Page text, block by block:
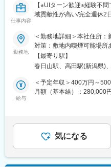
(3) 月間100万PVを誇る
複数の大手金融機関との提
(4) 主要駅のレンタルオフ
視し、受付サービスや会議
ます。
■やりがい
◎お客様から直接感謝の言
◎相続税申告は同じ案件が
◎初回相談から申告業務ま
進められる
た付加業務（不動産提案や
ィブが支給されます。具
プ会社にトスアップして
仕事内容
【※UIターン歓迎※経験不
域貢献性が高い/完全週休2
■職務概要：
北陸道上越インターチェン
ットセンター内の７０％
ングマーケットセンター
ロパティマネジメントをお
■具体的な仕事内容：
・販促企画、イベント企画
・誘致企業の視察
勤務地
＜勤務地詳細＞本社住所
対策：敷地内喫煙可能場所
【最寄り駅】
春日山駅、高田駅(新潟県)
給与
＜予定年収＞400万円～
月額（基本給）：280,000
給：年１回（前年度実績
くまでも目安の金額であ
ます。月給(月額)は固定手
気になる